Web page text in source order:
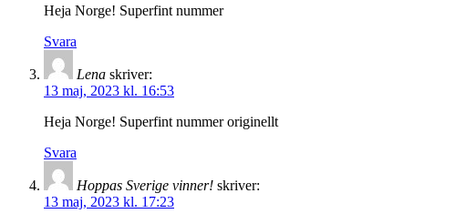
Heja Norge! Superfint nummer
Svara
Lena skriver:
13 maj, 2023 kl. 16:53
Heja Norge! Superfint nummer originellt
Svara
Hoppas Sverige vinner! skriver:
13 maj, 2023 kl. 17:23